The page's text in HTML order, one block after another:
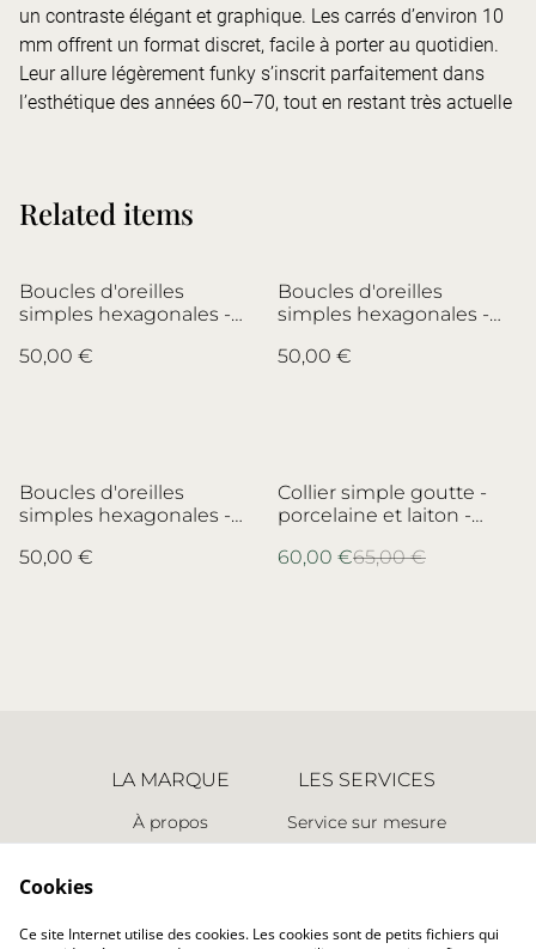
un contraste élégant et graphique. Les carrés d’environ 10
mm offrent un format discret, facile à porter au quotidien.
Leur allure légèrement funky s’inscrit parfaitement dans
l’esthétique des années 60–70, tout en restant très actuelle
Related items
Boucles d'oreilles
simples hexagonales -
Faïencerie de Desvres -
50,00 €
Boucles d'oreilles
simples hexagonales -
Faïencerie de Desvres -
50,00 €
Boucles d'oreilles
simples hexagonales -
Faïencerie de Desvres -
50,00 €
%
Collier simple goutte -
porcelaine et laiton -
Pirkenhammer
60,00 €65,00 €
LA MARQUE
À propos
LES SERVICES
Service sur mesure
Cookies
Ce site Internet utilise des cookies. Les cookies sont de petits fichiers qui